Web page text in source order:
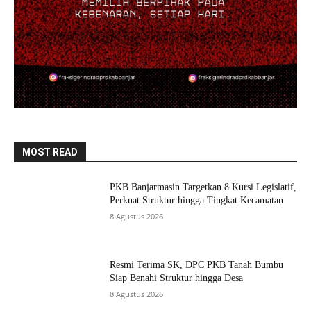
MOST READ
PKB Banjarmasin Targetkan 8 Kursi Legislatif,
Perkuat Struktur hingga Tingkat Kecamatan
8 Agustus 2026
Resmi Terima SK, DPC PKB Tanah Bumbu
Siap Benahi Struktur hingga Desa
8 Agustus 2026